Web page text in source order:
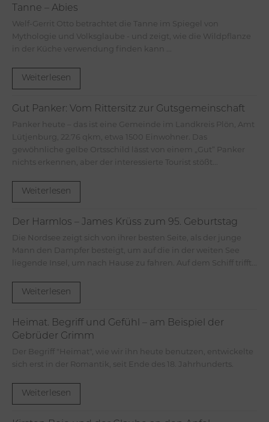
Tanne – Abies
Welf-Gerrit Otto betrachtet die Tanne im Spiegel von
Mythologie und Volksglaube - und zeigt, wie die Wildpflanze
in der Küche verwendung finden kann ...
Weiterlesen
Gut Panker: Vom Rittersitz zur Gutsgemeinschaft
Panker heute – das ist eine Gemeinde im Landkreis Plön, Amt
Lütjenburg, 22.76 qkm, etwa 1500 Einwohner. Das
gewöhnliche gelbe Ortsschild lässt von einem „Gut“ Panker
nichts erkennen, aber der interessierte Tourist stößt...
Weiterlesen
Der Harmlos – James Krüss zum 95. Geburtstag
Die Nordsee zeigt sich von ihrer besten Seite, als der junge
Mann den Dampfer besteigt, um auf die in der weiten See
liegende Insel, um nach Hause zu fahren. Auf dem Schiff trifft...
Weiterlesen
Heimat. Begriff und Gefühl – am Beispiel der
Gebrüder Grimm
Der Begriff "Heimat", wie wir ihn heute benutzen, entwickelte
sich erst in der Romantik, seit Ende des 18. Jahrhunderts.
Weiterlesen